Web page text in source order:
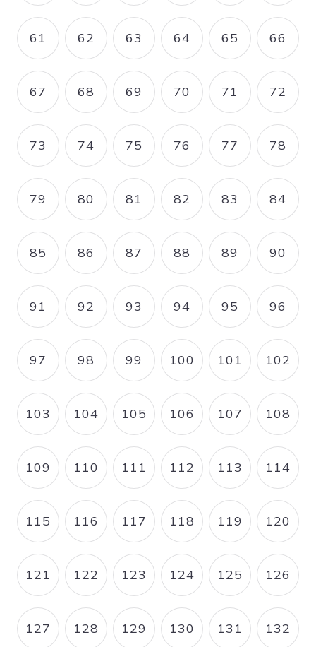
PAGE
61 PAGE
62 PAGE
63 PAGE
64 PAGE
65 PAGE
66
PAGE
67 PAGE
68 PAGE
69 PAGE
70 PAGE
71 PAGE
72
PAGE
73 PAGE
74 PAGE
75 PAGE
76 PAGE
77 PAGE
78
PAGE
79 PAGE
80 PAGE
81 PAGE
82 PAGE
83 PAGE
84
PAGE
85 PAGE
86 PAGE
87 PAGE
88 PAGE
89 PAGE
90
PAGE
91 PAGE
92 PAGE
93 PAGE
94 PAGE
95 PAGE
96
PAGE
97 PAGE
98 PAGE
99 PAGE
100 PAGE
101 PAGE
102
PAGE
103 PAGE
104 PAGE
105 PAGE
106 PAGE
107 PAGE
108
PAGE
109 PAGE
110 PAGE
111 PAGE
112 PAGE
113 PAGE
114
PAGE
115 PAGE
116 PAGE
117 PAGE
118 PAGE
119 PAGE
120
PAGE
121 PAGE
122 PAGE
123 PAGE
124 PAGE
125 PAGE
126
PAGE
127 PAGE
128 PAGE
129 PAGE
130 PAGE
131 PAGE
132